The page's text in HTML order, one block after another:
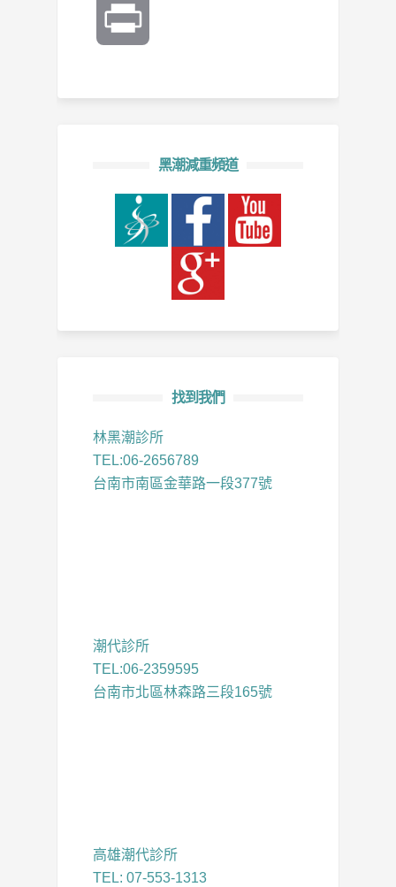
黑潮減重頻道
找到我們
林黑潮診所
TEL:06-2656789
台南市南區金華路一段377號
潮代診所
TEL:06-2359595
台南市北區林森路三段165號
高雄潮代診所
TEL: 07-553-1313